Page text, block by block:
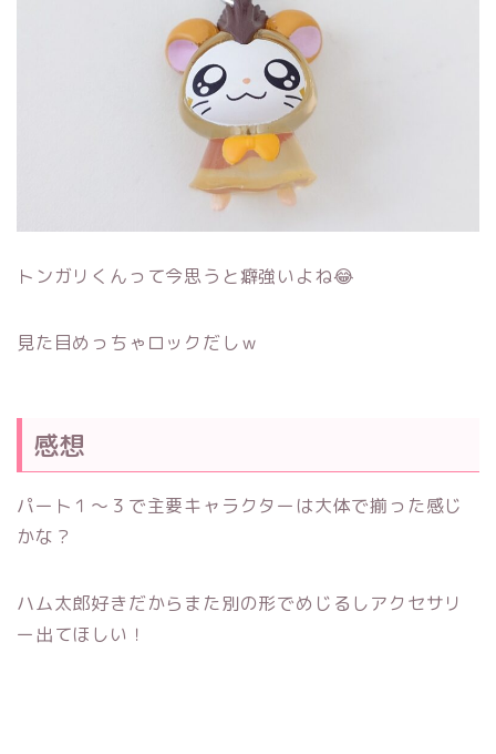
トンガリくんって今思うと癖強いよね😂
見た目めっちゃロックだしｗ
感想
パート１～３で主要キャラクターは大体で揃った感じ
かな？
ハム太郎好きだからまた別の形でめじるしアクセサリ
ー出てほしい！